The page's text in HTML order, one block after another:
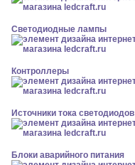
Светодиодные лампы
Контроллеры
Источники тока светодиодов
Блоки аварийного питания